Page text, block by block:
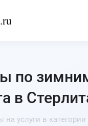
по
в
на услуги в